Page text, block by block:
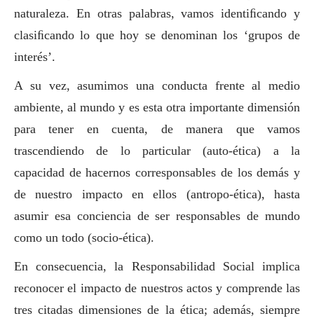
naturaleza. En otras palabras, vamos identiﬁcando y
clasiﬁcando lo que hoy se denominan los ‘grupos de
interés’.
A su vez, asumimos una conducta frente al medio
ambiente, al mundo y es esta otra importante dimensión
para tener en cuenta, de manera que vamos
trascendiendo de lo particular (auto-ética) a la
capacidad de hacernoscorresponsables de los demás y
de nuestro impacto en ellos (antropo-ética), hasta
asumir esa conciencia de ser responsables de mundo
como un todo (socio-ética).
En consecuencia, la Responsabilidad Socialimplica
reconocer el impacto de nuestros actos y comprende las
tres citadas dimensiones de la ética; además, siempre